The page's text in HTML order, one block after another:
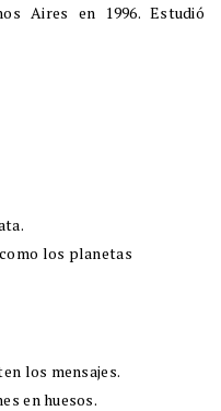
Aires en 1996. Estudió
los planetas
los mensajes.
en huesos.